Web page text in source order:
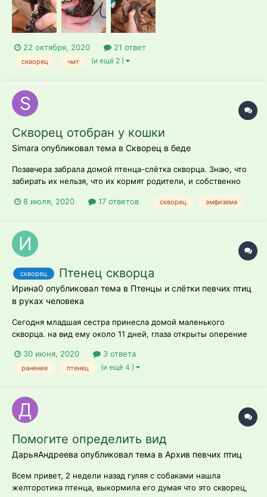
обезвоженый. Приехала, забрала. Дома увидела камень из
помёта у клоаки,...
22 октября, 2020 21 ответ
скворец чмт (и ещё 2 )
Скворец отобран у кошки
Simara опубликовал тема в Скворец в беде
Позавчера забрала домой птенца-слётка скворца. Знаю, что
забирать их нельзя, что их кормят родители, и собственно
отнесла в безопасное место, посадила повыше. Кошка снова
раз я унесла е...
8 июля, 2020 17 ответов скворец эмфизема
скворец Птенец скворца
Ирина0 опубликовал тема в Птенцы и слётки певчих птиц
в руках человека
Сегодня младшая сестра принесла домой маленького
скворца. на вид ему около 11 дней, глаза открыты оперение
укусы животного. если верить сестре на нее напала собака.
решила взять птицу домой, и полечить самой, так как к
30 июня, 2020 3 ответа
ранение птенец (и ещё 4 )
Помогите определить вид
ДарьяАндреева опубликовал тема в Архив певчих птиц
Всем привет, 2 недели назад гуляя с собаками нашла
желторотика птенца, выкормила его думая что это скворец,